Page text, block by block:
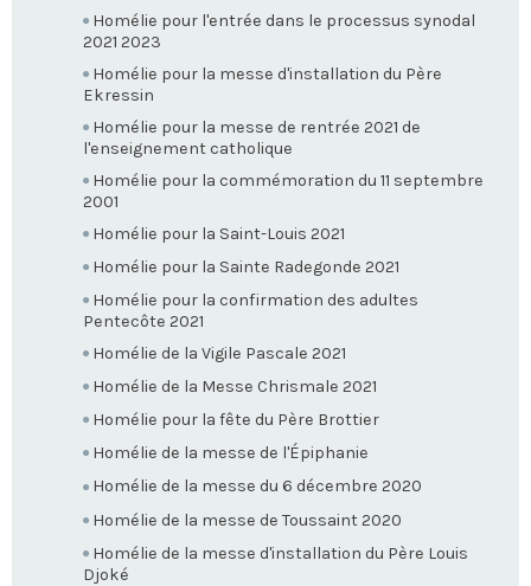
Homélie pour l'entrée dans le processus synodal
2021 2023
Homélie pour la messe d'installation du Père
Ekressin
Homélie pour la messe de rentrée 2021 de
l'enseignement catholique
Homélie pour la commémoration du 11 septembre
2001
Homélie pour la Saint-Louis 2021
Homélie pour la Sainte Radegonde 2021
Homélie pour la confirmation des adultes
Pentecôte 2021
Homélie de la Vigile Pascale 2021
Homélie de la Messe Chrismale 2021
Homélie pour la fête du Père Brottier
Homélie de la messe de l'Épiphanie
Homélie de la messe du 6 décembre 2020
Homélie de la messe de Toussaint 2020
Homélie de la messe d'installation du Père Louis
Djoké